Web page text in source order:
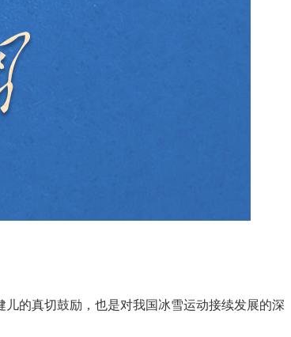
的真切鼓励，也是对我国冰雪运动接续发展的深